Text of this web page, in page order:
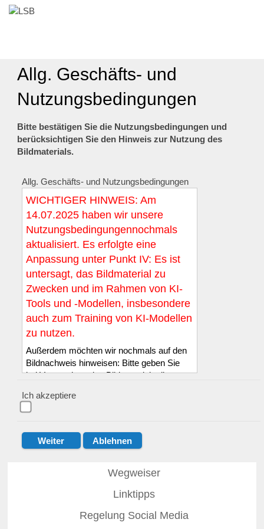
Allg. Geschäfts- und
Nutzungsbedingungen
Bitte bestätigen Sie die Nutzungsbedingungen und
berücksichtigen Sie den Hinweis zur Nutzung des
Bildmaterials.
Allg. Geschäfts- und Nutzungsbedingungen
WICHTIGER HINWEIS: Am
14.07.2025 haben wir unsere
Nutzungsbedingungennochmals
aktualisiert. Es erfolgte eine
Anpassung unter Punkt IV: Es ist
untersagt, das Bildmaterial zu
Zwecken und im Rahmen von KI-
Tools und -Modellen, insbesondere
auch zum Training von KI-Modellen
zu nutzen.
Außerdem möchten wir nochmals auf den
Bildnachweis hinweisen: Bitte geben Sie
bei Verwendung des Bildmaterials die
Bilddatenbank genannten Namen des*der
Fotograf*in wie folgt an: :
Der Quellennachweis muss entweder
unmittelbarer Nähe zum Bild erfolgen, mit
zur Quellenangabe gilt auch dann, wenn
Ich akzeptiere
Wegweiser
Linktipps
Regelung Social Media